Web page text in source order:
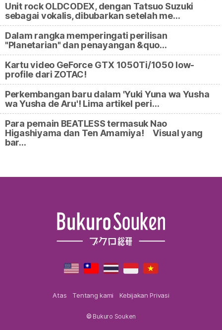
Unit rock OLDCODEX, dengan Tatsuo Suzuki
sebagai vokalis, dibubarkan setelah me…
Dalam rangka memperingati perilisan
"Planetarian" dan penayangan &quo…
Kartu video GeForce GTX 1050Ti/1050 low-
profile dari ZOTAC!
Perkembangan baru dalam 'Yuki Yuna wa Yusha
wa Yusha de Aru'! Lima artikel peri…
Para pemain BEATLESS termasuk Nao
Higashiyama dan Ten Amamiya! Visual yang
bar…
Atas Tentang kami Kebijakan Privasi
© Bukuro Souken